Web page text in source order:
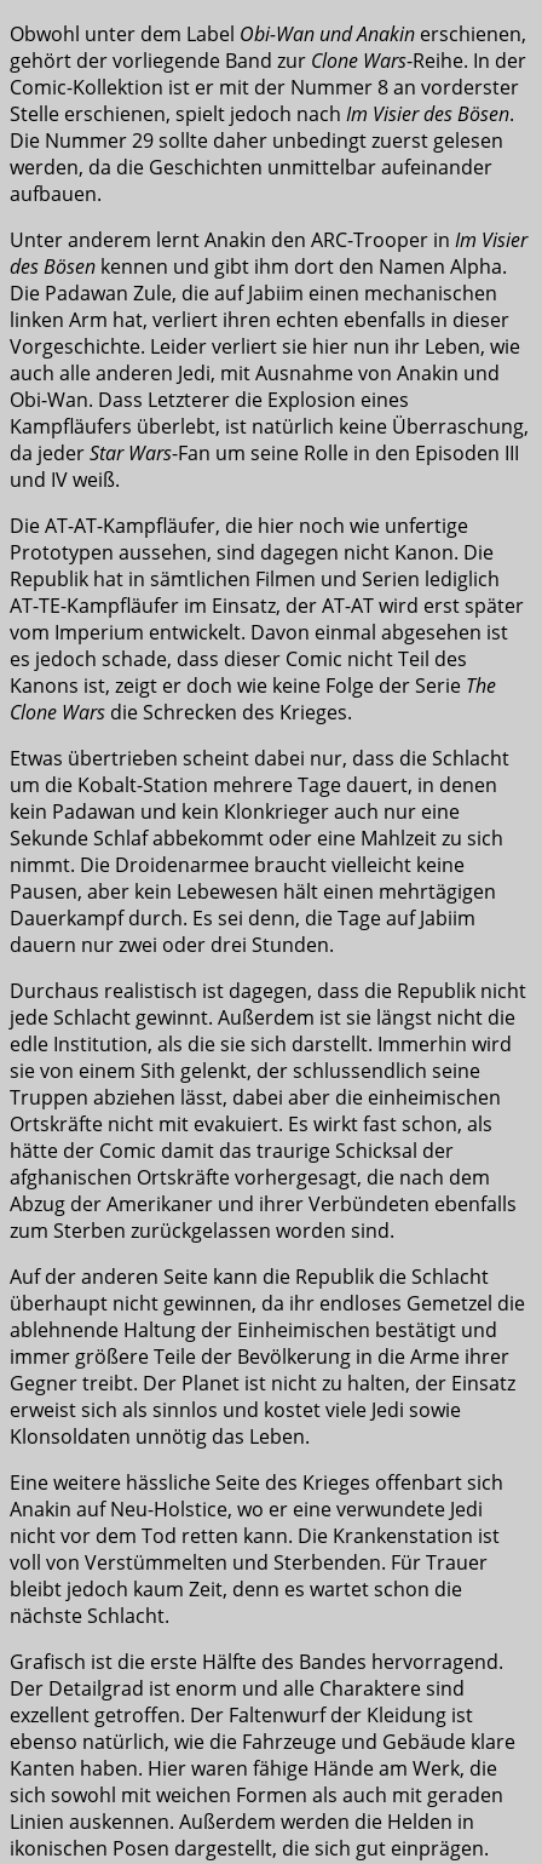
Obwohl unter dem Label Obi-Wan und Anakin erschienen,
gehört der vorliegende Band zur Clone Wars-Reihe. In der
Comic-Kollektion ist er mit der Nummer 8 an vorderster
Stelle erschienen, spielt jedoch nach Im Visier des Bösen.
Die Nummer 29 sollte daher unbedingt zuerst gelesen
werden, da die Geschichten unmittelbar aufeinander
aufbauen.
Unter anderem lernt Anakin den ARC-Trooper in Im Visier
des Bösen kennen und gibt ihm dort den Namen Alpha.
Die Padawan Zule, die auf Jabiim einen mechanischen
linken Arm hat, verliert ihren echten ebenfalls in dieser
Vorgeschichte. Leider verliert sie hier nun ihr Leben, wie
auch alle anderen Jedi, mit Ausnahme von Anakin und
Obi-Wan. Dass Letzterer die Explosion eines
Kampfläufers überlebt, ist natürlich keine Überraschung,
da jederStar Wars-Fan um seine Rolle in den Episoden III
und IV weiß.
Die AT-AT-Kampfläufer, die hier noch wie unfertige
Prototypen aussehen, sind dagegen nicht Kanon. Die
Republik hat in sämtlichen Filmen und Serien lediglich
AT-TE-Kampfläufer im Einsatz, der AT-AT wird erst später
vom Imperium entwickelt. Davon einmal abgesehen ist
es jedoch schade, dass dieser Comic nicht Teil des
Kanons ist, zeigt er doch wie keine Folge der Serie The
Clone Wars die Schrecken des Krieges.
Etwas übertrieben scheint dabei nur, dass die Schlacht
um die Kobalt-Station mehrere Tage dauert, in denen
kein Padawan und kein Klonkrieger auch nur eine
Sekunde Schlaf abbekommt oder eine Mahlzeit zu sich
nimmt. Die Droidenarmee braucht vielleicht keine
Pausen, aber kein Lebewesen hält einen mehrtägigen
Dauerkampf durch. Es sei denn, die Tage auf Jabiim
dauern nur zwei oder drei Stunden.
Durchaus realistisch ist dagegen, dass die Republik nicht
jede Schlacht gewinnt. Außerdem ist sie längst nicht die
edle Institution, als die sie sich darstellt. Immerhin wird
sie von einem Sith gelenkt, der schlussendlich seine
Truppen abziehen lässt, dabei aber die einheimischen
Ortskräfte nicht mit evakuiert. Es wirkt fast schon, als
hätte der Comic damit das traurige Schicksal der
afghanischen Ortskräfte vorhergesagt, die nach dem
Abzug der Amerikaner und ihrer Verbündeten ebenfalls
zum Sterben zurückgelassen worden sind.
Auf der anderen Seite kann die Republik die Schlacht
überhaupt nicht gewinnen, da ihr endloses Gemetzel die
ablehnende Haltung der Einheimischen bestätigt und
immer größere Teile der Bevölkerung in die Arme ihrer
Gegner treibt. Der Planet ist nicht zu halten, der Einsatz
erweist sich als sinnlos und kostet viele Jedi sowie
Klonsoldaten unnötig das Leben.
Eine weitere hässliche Seite des Krieges offenbart sich
Anakin auf Neu-Holstice, wo er eine verwundete Jedi
nicht vor dem Tod retten kann. Die Krankenstation ist
voll von Verstümmelten und Sterbenden. Für Trauer
bleibt jedoch kaum Zeit, denn es wartet schon die
nächste Schlacht.
Grafisch ist die erste Hälfte des Bandes hervorragend.
Der Detailgrad ist enorm und alle Charaktere sind
exzellent getroffen. Der Faltenwurf der Kleidung ist
ebenso natürlich, wie die Fahrzeuge und Gebäude klare
Kanten haben. Hier waren fähige Hände am Werk, die
sich sowohl mit weichen Formen als auch mit geraden
Linien auskennen. Außerdem werden die Helden in
ikonischen Posen dargestellt, die sich gut einprägen.